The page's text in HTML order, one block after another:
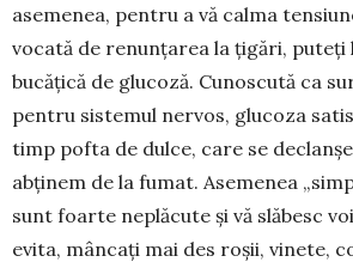
aseme­nea, pentru a vă calma
vocată de renunțarea la țigări, puteți
bucățică de glucoză. Cu­noscută ca
pentru sistemul nervos, glu­coza
timp pofta de dulce, care se
abținem de la fu­mat. Ase­menea
sunt foar­te neplăcute și vă slă­besc
evita, mân­cați mai des roșii, vinete,